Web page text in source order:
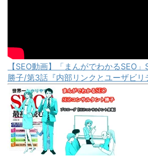
【SEO動画】「まんがでわかるSEO
勝子/第3話『内部リンクとユーザビリ